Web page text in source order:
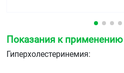
Показания к применению
Гиперхолестеринемия: